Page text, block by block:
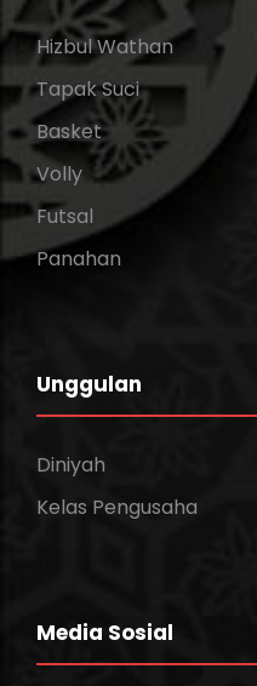
Hizbul Wathan
Tapak Suci
Basket
Volly
Futsal
Panahan
Unggulan
Diniyah
Kelas Pengusaha
Media Sosial